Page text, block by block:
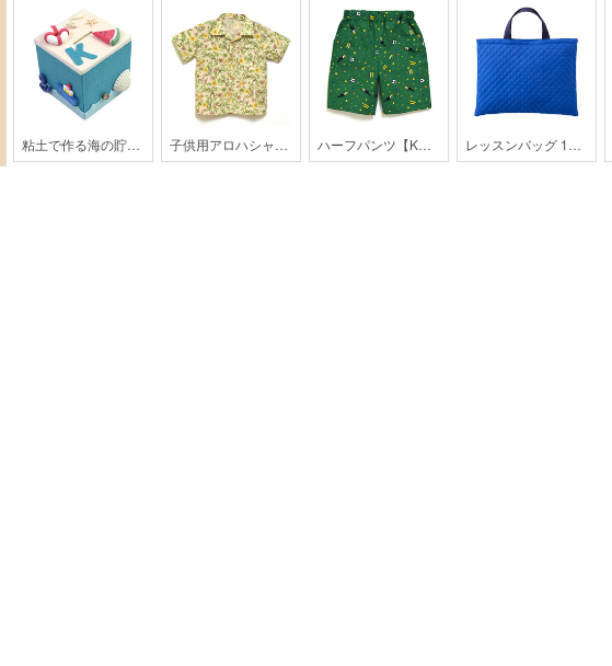
粘土で作る海の貯金箱 子供用アロハシャツ【HK2-2003】 ハーフパンツ【KH-32-2004】 レッスンバッグ 1【px3】